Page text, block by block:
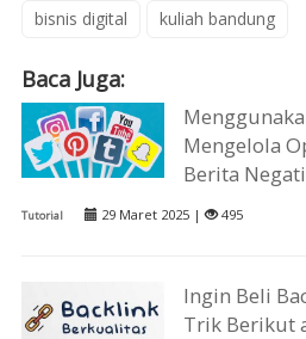
bisnis digital kuliah bandung
Baca Juga:
Mengelola
Berita
Tutorial 29 Maret 2025 | 495
Ingin Beli
Trik Berikut